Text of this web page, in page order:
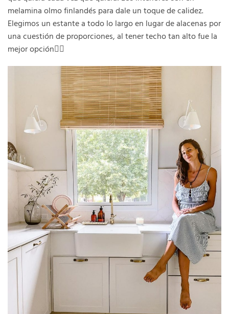
melamina olmo finlandés para dale un toque de calidez.
Elegimos un estante a todo lo largo en lugar de alacenas por
una cuestión de proporciones, al tener techo tan alto fue la
mejor opción👌🏼